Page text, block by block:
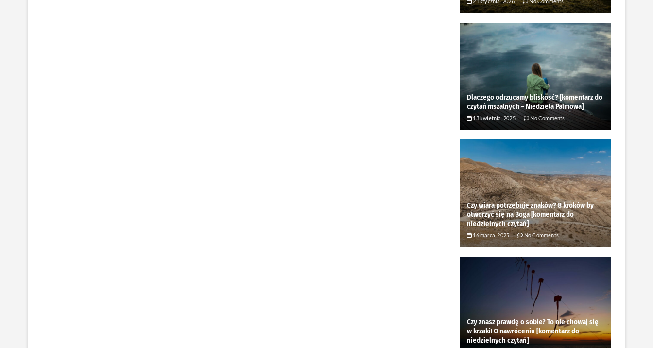
Dlaczego odrzucamy bliskość? [komentarz do
czytań mszalnych – Niedziela Palmowa]
13 kwietnia, 2025 No Comments
Czy wiara potrzebuje znaków? 8 kroków by
otworzyć się na Boga [komentarz do
niedzielnych czytań]
16 marca, 2025 No Comments
Czy znasz prawdę o sobie? To nie chowaj się
w krzaki! O nawróceniu [komentarz do
niedzielnych czytań]